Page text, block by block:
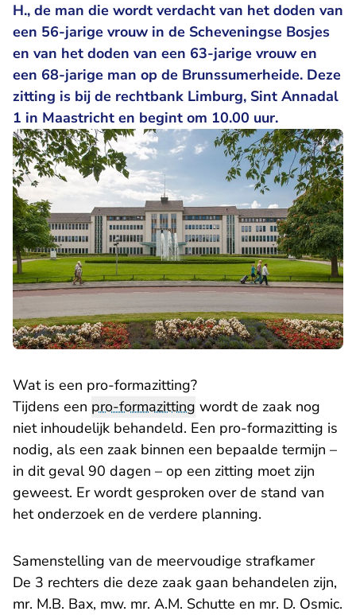
H., de man die wordt verdacht van het doden van
een 56-jarige vrouw in de Scheveningse Bosjes
en van het doden van een 63-jarige vrouw en
een 68-jarige man op de Brunssumerheide. Deze
zitting is bij de rechtbank Limburg, Sint Annadal
1 in Maastricht en begint om 10.00 uur.
Wat is een pro-formazitting?
Tijdens een pro-formazitting wordt de zaak nog
niet inhoudelijk behandeld. Een pro-formazitting is
nodig, als een zaak binnen een bepaalde termijn –
in dit geval 90 dagen – op een zitting moet zijn
geweest. Er wordt gesproken over de stand van
het onderzoek en de verdere planning.
Samenstelling van de meervoudige strafkamer
De 3 rechters die deze zaak gaan behandelen zijn,
mr. M.B. Bax, mw. mr. A.M. Schutte en mr. D. Osmic.